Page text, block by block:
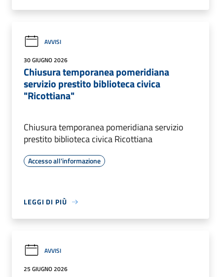
AVVISI
30 GIUGNO 2026
Chiusura temporanea pomeridiana
servizio prestito biblioteca civica
"Ricottiana"
Chiusura temporanea pomeridiana servizio
prestito biblioteca civica Ricottiana
Accesso all'informazione
LEGGI DI PIÙ
AVVISI
25 GIUGNO 2026